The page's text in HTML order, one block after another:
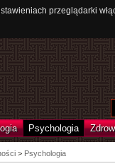
przeglądarki
Psychologia
> Psychologia